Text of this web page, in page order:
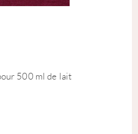
500 ml de lait